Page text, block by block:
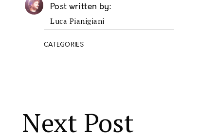
Post written by
Luca Pianigiani
CATEGORIES
Next Post